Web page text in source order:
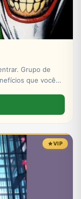
Grupo de
que você
VIP